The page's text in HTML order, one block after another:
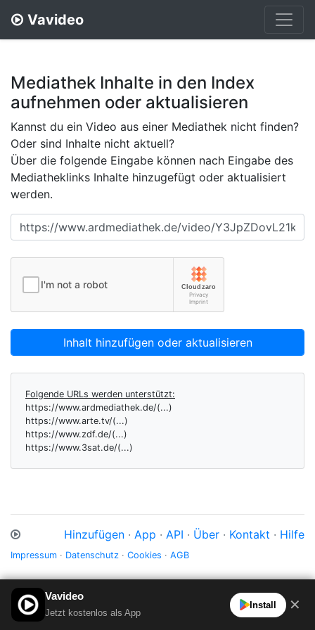
Vavideo
Mediathek Inhalte in den Index
aufnehmen oder aktualisieren
Kannst du ein Video aus einer Mediathek nicht finden?
Oder sind Inhalte nicht aktuell?
Über die folgende Eingabe können nach Eingabe des
Mediatheklinks Inhalte hinzugefügt oder aktualisiert
werden.
Inhalt hinzufügen oder aktualisieren
Folgende URLs werden unterstützt:
https://www.ardmediathek.de/(...)
https://www.arte.tv/(...)
https://www.zdf.de/(...)
https://www.3sat.de/(...)
Hinzufügen · App · API · Über · Kontakt · Hilfe
Impressum · Datenschutz · Cookies · AGB
Vavideo
Jetzt kostenlos als App
Install ✕